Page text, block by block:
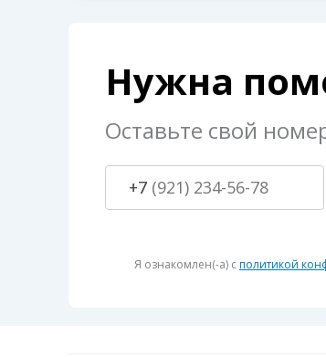
Нужна
Оставьте свой
+7
Я ознакомлен(-а) сполитикой